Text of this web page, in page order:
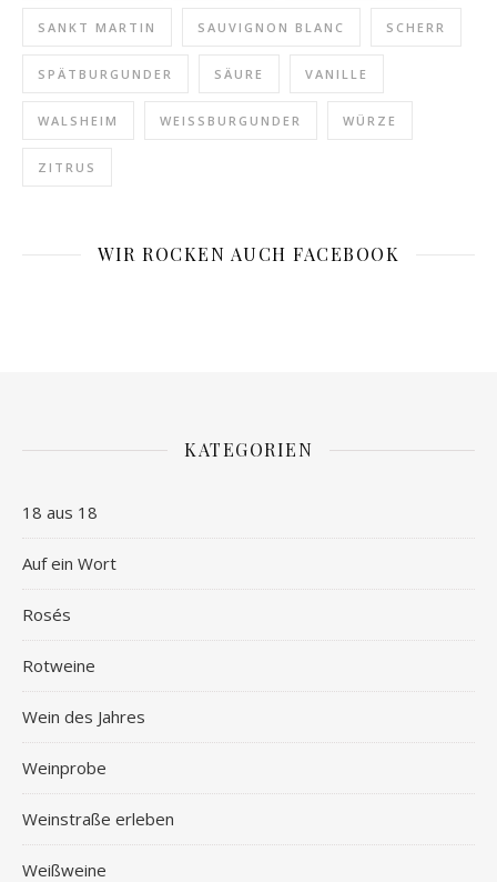
SANKT MARTIN SAUVIGNON BLANC SCHERR
SPÄTBURGUNDER SÄURE VANILLE
WALSHEIM WEISSBURGUNDER WÜRZE
ZITRUS
WIR ROCKEN AUCH FACEBOOK
KATEGORIEN
18 aus 18
Auf ein Wort
Rosés
Rotweine
Wein des Jahres
Weinprobe
Weinstraße erleben
Weißweine